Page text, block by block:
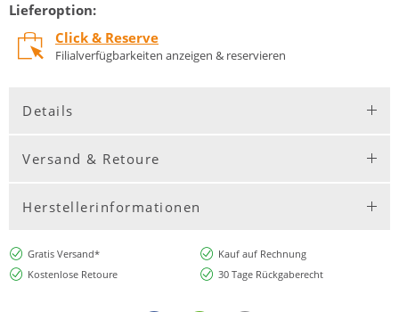
Lieferoption:
Click & Reserve
Filialverfügbarkeiten anzeigen & reservieren
Details
Versand & Retoure
Herstellerinformationen
Gratis Versand*
Kauf auf Rechnung
Kostenlose Retoure
30 Tage Rückgaberecht